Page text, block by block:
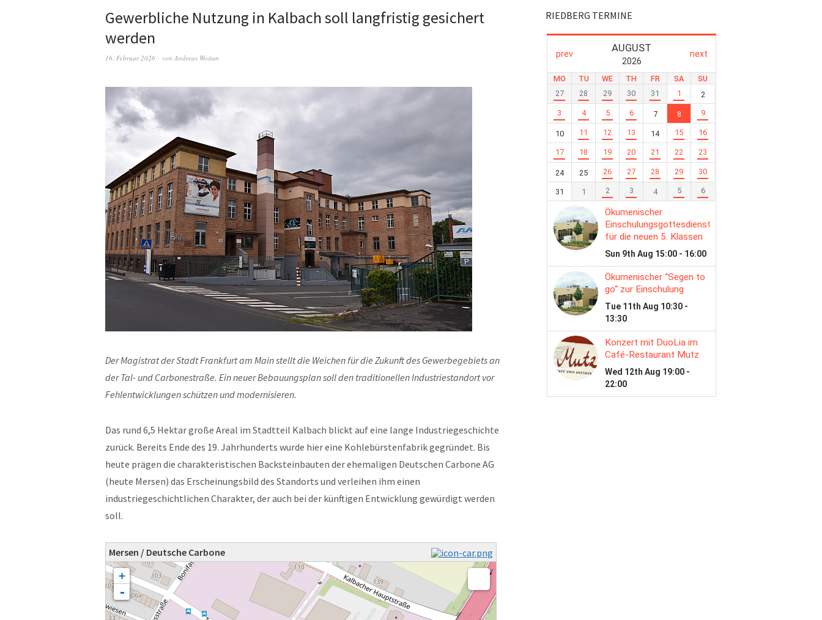
Gewerbliche Nutzung in Kalbach soll langfristig gesichert
werden
16. Februar 2026 von Andreas Woitun
Der Magistrat der Stadt Frankfurt am Main stellt die Weichen für die Zukunft des Gewerbegebiets an
der Tal- und Carbonestraße. Ein neuer Bebauungsplan soll den traditionellen Industriestandort vor
Fehlentwicklungen schützen und modernisieren.
Das rund 6,5 Hektar große Areal im Stadtteil Kalbach blickt auf eine lange Industriegeschichte
zurück. Bereits Ende des 19. Jahrhunderts wurde hier eine Kohlebürstenfabrik gegründet. Bis
heute prägen die charakteristischen Backsteinbauten der ehemaligen Deutschen Carbone AG
(heute Mersen) das Erscheinungsbild des Standorts und verleihen ihm einen
industriegeschichtlichen Charakter, der auch bei der künftigen Entwicklung gewürdigt werden
soll.
Mersen / Deutsche Carbone
Karte wird geladen - bitte warten...
+
-
RIEDBERG TERMINE